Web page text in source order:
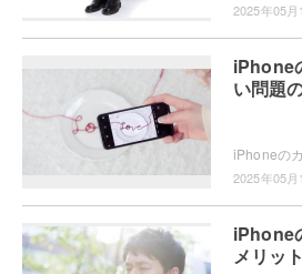
2025年05月
iPhone
い問題
2025年05月
iPhone
メリッ